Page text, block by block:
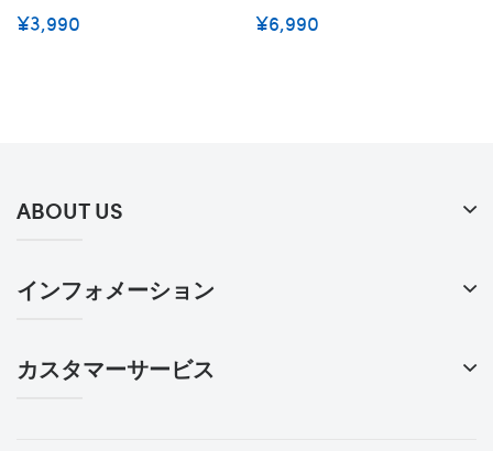
¥3,990 ¥6,990
ABOUT US
インフォメーション
カスタマーサービス